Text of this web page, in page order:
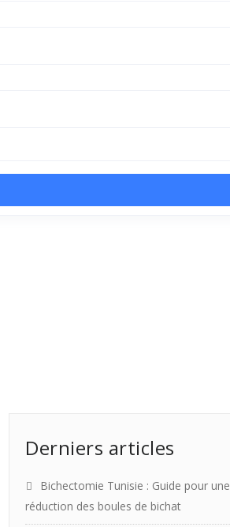
Derniers articles
Bichectomie Tunisie : Guide pour une
réduction des boules de bichat